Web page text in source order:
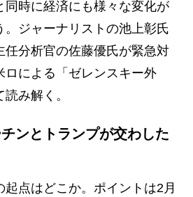
同時に経済にも様々な変化が
。ジャーナリストの池上彰氏
任分析官の佐藤優氏が緊急対
ロによる「ゼレンスキー外
み解く。
ンとトランプが交わした
点はどこか。ポイントは2月